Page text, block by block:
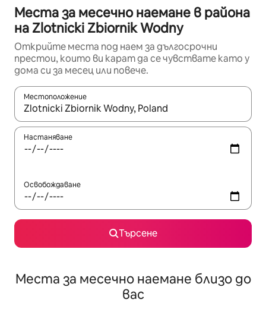
Места за месечно наемане в района
на Zlotnicki Zbiornik Wodny
Открийте места под наем за дългосрочни
престои, които ви карат да се чувствате като у
дома си за месец или повече.
Местоположение
Когато резултатите се покажат, използвайте
Настаняване
Освобождаване
Търсене
Места за месечно наемане близо до
вас